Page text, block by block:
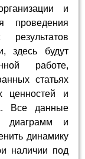
и
проведения
здесь будут
работе,
статьях
ценностей и
Все данные
диаграмм и
динамику
наличии под